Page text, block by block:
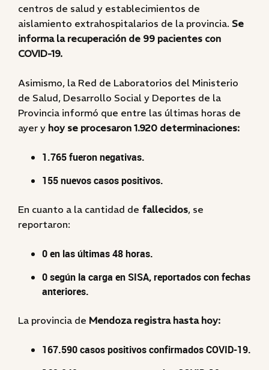
centros de salud y establecimientos de
aislamiento extrahospitalarios de la provincia. Se
informa la recuperación de 99 pacientes con
COVID-19.
Asimismo, la Red de Laboratorios del Ministerio
de Salud, Desarrollo Social y Deportes de la
Provincia informó que entre las últimas horas de
ayer y hoy se procesaron 1.920 determinaciones:
1.765 fueron negativas.
155 nuevos casos positivos.
En cuanto a la cantidad de fallecidos, se
reportaron:
0 en las últimas 48 horas.
0 según la carga en SISA, reportados con fechas
anteriores.
La provincia de Mendoza registra hasta hoy:
167.590 casos positivos confirmados COVID-19.